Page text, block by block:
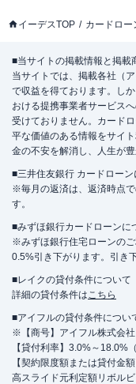
イーデスTOP カードロー
■当サイトの掲載情報と掲載
当サイトでは、掲載各社（
で収益を得ております。し
おける提携事業者サービス
受けておりません。カード
平な価値のある情報をサイ
金の不安を解消し、人生が
■三井住友銀行 カードローン
※毎月の返済は、返済時点
す。
■みずほ銀行カードローンに
※みずほ銀行住宅ローンの
0.5%引き下がります。引き
■レイクの貸付条件について
詳細の貸付条件はこちら
■アイフルの貸付条件につい
※【商号】アイフル株式会
【貸付利率】3.0%～18.0%
【契約限度額または貸付金
高スライド元利定額リボル